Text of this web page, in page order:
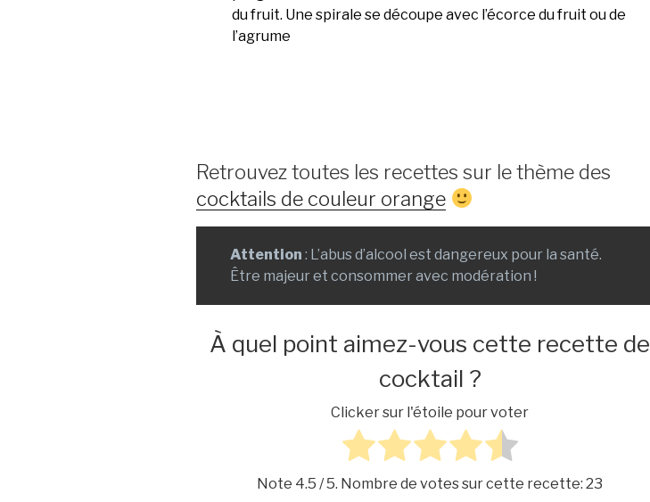
du fruit. Une spirale se découpe avec l’écorce du fruit ou de
l’agrume
Retrouvez toutes les recettes sur le thème des
cocktails de couleur orange
Attention : L’abus d’alcool est dangereux pour la santé.
Être majeur et consommer avec modération !
À quel point aimez-vous cette recette de
cocktail ?
Clicker sur l'étoile pour voter
Note 4.5 / 5. Nombre de votes sur cette recette:23